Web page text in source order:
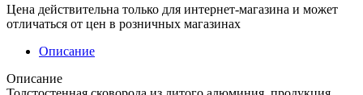
Цена действительна только для интернет-магазина и может
отличаться от цен в розничных магазинах
Описание
Описание